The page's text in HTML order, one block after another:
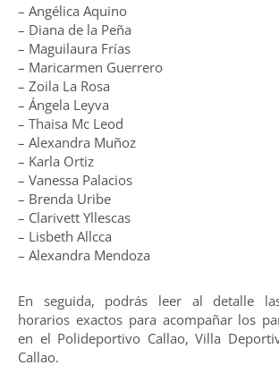
– Angélica Aquino
– Diana de la Peña
– Maguilaura Frías
– Maricarmen Guerrero
– Zoila La Rosa
– Ángela Leyva
– Thaisa Mc Leod
– Alexandra Muñoz
– Karla Ortiz
– Vanessa Palacios
– Brenda Uribe
– Clarivett Yllescas
– Lisbeth Allcca
– Alexandra Mendoza
En seguida, podrás leer al detalle
horarios exactos para acompañar los
en el Polideportivo Callao, Villa
Callao.